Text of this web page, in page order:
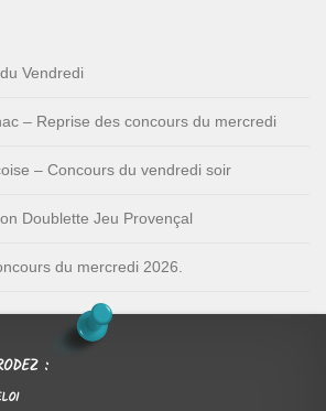
Vendredi
– Reprise des concours du mercredi
– Concours du vendredi soir
Doublette Jeu Provençal
du mercredi 2026.
: